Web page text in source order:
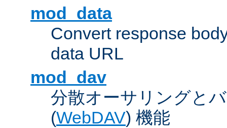
mod_data
Convert response
data URL
mod_dav
分散オーサリングと
(WebDAV) 機能